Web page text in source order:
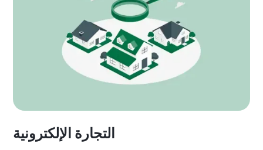
التجارة الإلكترونية